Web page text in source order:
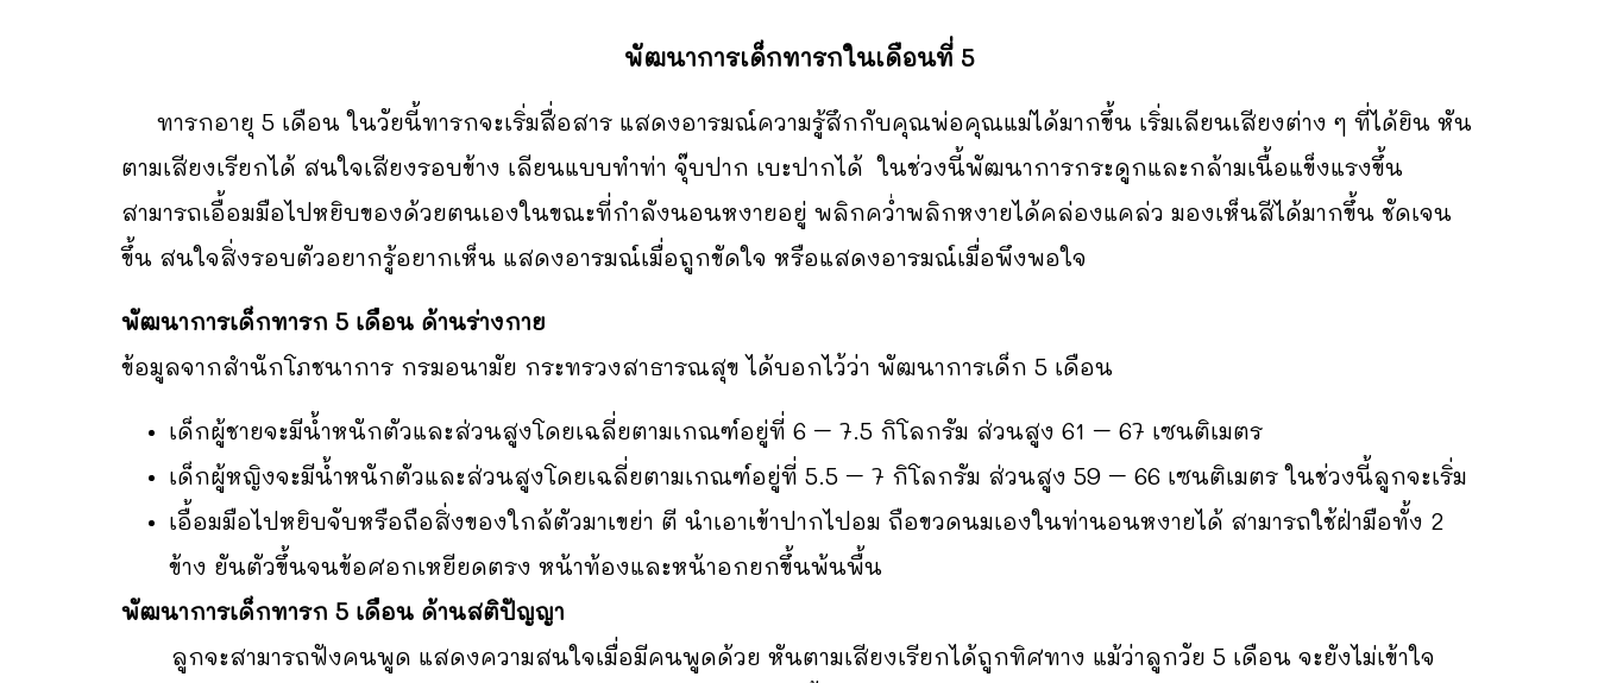
พัฒนาการเด็กทารกในเดือนที่ 5
ทารกอายุ 5 เดือน ในวัยนี้ทารกจะเริ่มสื่อสาร แสดงอารมณ์ความรู้สึกกับคุณพ่อคุณแม่ได้มากขึ้น เริ่มเลียนเสียงต่าง ๆ ที่ได้ยิน หัน
ตามเสียงเรียกได้ สนใจเสียงรอบข้าง เลียนแบบทำท่า จุ๊บปาก เบะปากได้ ในช่วงนี้พัฒนาการกระดูกและกล้ามเนื้อแข็งแรงขึ้น
สามารถเอื้อมมือไปหยิบของด้วยตนเองในขณะที่กำลังนอนหงายอยู่ พลิกคว่ำพลิกหงายได้คล่องแคล่ว มองเห็นสีได้มากขึ้น ชัดเจน
ขึ้น สนใจสิ่งรอบตัวอยากรู้อยากเห็น แสดงอารมณ์เมื่อถูกขัดใจ หรือแสดงอารมณ์เมื่อพึงพอใจ
พัฒนาการเด็กทารก 5 เดือน ด้านร่างกาย
ข้อมูลจากสำนักโภชนาการ กรมอนามัย กระทรวงสาธารณสุข ได้บอกไว้ว่า พัฒนาการเด็ก 5 เดือน
เด็กผู้ชายจะมีน้ำหนักตัวและส่วนสูงโดยเฉลี่ยตามเกณฑ์อยู่ที่ 6 – 7.5 กิโลกรัม ส่วนสูง 61 – 67 เซนติเมตร
เด็กผู้หญิงจะมีน้ำหนักตัวและส่วนสูงโดยเฉลี่ยตามเกณฑ์อยู่ที่ 5.5 – 7 กิโลกรัม ส่วนสูง 59 – 66 เซนติเมตร ในช่วงนี้ลูกจะเริ่ม
เอื้อมมือไปหยิบจับหรือถือสิ่งของใกล้ตัวมาเขย่า ตี นำเอาเข้าปากไปอม ถือขวดนมเองในท่านอนหงายได้ สามารถใช้ฝ่ามือทั้ง 2
ข้าง ยันตัวขึ้นจนข้อศอกเหยียดตรง หน้าท้องและหน้าอกยกขึ้นพ้นพื้น
พัฒนาการเด็กทารก 5 เดือน ด้านสติปัญญา
ลูกจะสามารถฟังคนพูด แสดงความสนใจเมื่อมีคนพูดด้วย หันตามเสียงเรียกได้ถูกทิศทาง แม้ว่าลูกวัย 5 เดือน จะยังไม่เข้าใจ